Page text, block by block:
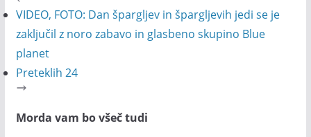
VIDEO, FOTO: Dan špargljev in špargljevih jedi se je
zaključil z noro zabavo in glasbeno skupino Blue
planet
Preteklih 24
Morda vam bo všeč tudi